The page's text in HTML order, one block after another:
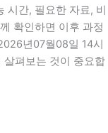
시간, 필요한 자료, 비
확인하면 이후 과정
년07월08일 14시
펴보는 것이 중요합